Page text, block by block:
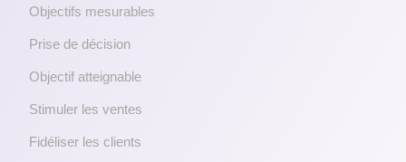
Objectifs mesurables
Prise de décision
Objectif atteignable
Stimuler les ventes
Fidéliser les clients